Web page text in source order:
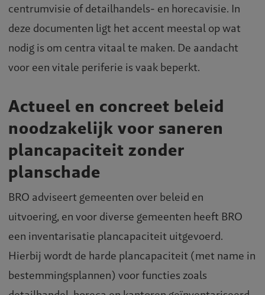
centrumvisie of detailhandels- en horecavisie. In
deze documenten ligt het accent meestal op wat
nodig is om centra vitaal te maken. De aandacht
voor een vitale periferie is vaak beperkt.
Actueel en concreet beleid
noodzakelijk voor saneren
plancapaciteit zonder
planschade
BRO adviseert gemeenten over beleid en
uitvoering, en voor diverse gemeenten heeft BRO
een inventarisatie plancapaciteit uitgevoerd.
Hierbij wordt de harde plancapaciteit (met name in
bestemmingsplannen) voor functies zoals